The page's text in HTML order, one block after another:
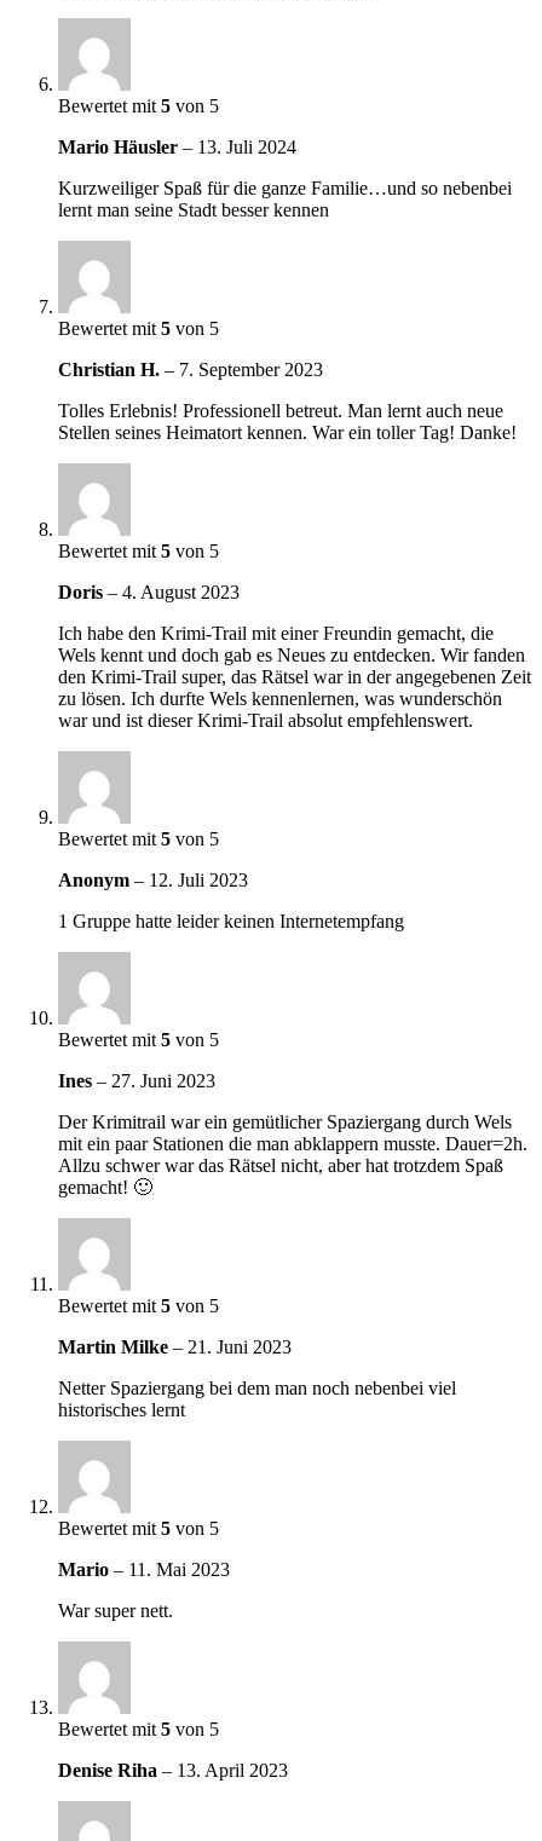
Bewertet mit 5 von 5
Mario Häusler – 13. Juli 2024
Kurzweiliger Spaß für die ganze Familie…und so nebenbei
lernt man seine Stadt besser kennen
Bewertet mit 5 von 5
Christian H. – 7. September 2023
Tolles Erlebnis! Professionell betreut. Man lernt auch neue
Stellen seines Heimatort kennen. War ein toller Tag! Danke!
Bewertet mit 5 von 5
Doris – 4. August 2023
Ich habe den Krimi-Trail mit einer Freundin gemacht, die
Wels kennt und doch gab es Neues zu entdecken. Wir fanden
den Krimi-Trail super, das Rätsel war in der angegebenen Zeit
zu lösen. Ich durfte Wels kennenlernen, was wunderschön
war und ist dieser Krimi-Trail absolut empfehlenswert.
Bewertet mit 5 von 5
Anonym – 12. Juli 2023
1 Gruppe hatte leider keinen Internetempfang
Bewertet mit 5 von 5
Ines – 27. Juni 2023
Der Krimitrail war ein gemütlicher Spaziergang durch Wels
mit ein paar Stationen die man abklappern musste. Dauer=2h.
Allzu schwer war das Rätsel nicht, aber hat trotzdem Spaß
gemacht! 🙂
Bewertet mit 5 von 5
Martin Milke – 21. Juni 2023
Netter Spaziergang bei dem man noch nebenbei viel
historisches lernt
Bewertet mit 5 von 5
Mario – 11. Mai 2023
War super nett.
Bewertet mit 5 von 5
Denise Riha – 13. April 2023